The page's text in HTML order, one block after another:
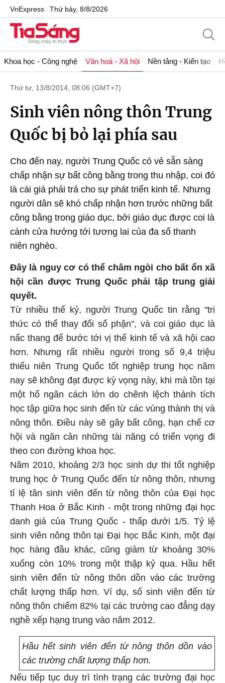
VnExpress Thứ bảy, 8/8/2026
Khoa học - Công nghệ Văn hoá - Xã hội Nền tảng - Kiến tạo
Thứ tư, 13/8/2014, 08:06 (GMT+7)
Sinh viên nông thôn Trung
Quốc bị bỏ lại phía sau
Cho đến nay, người Trung Quốc có vẻ sẵn sàng
chấp nhận sự bất công bằng trong thu nhập, coi đó
là cái giá phải trả cho sự phát triển kinh tế. Nhưng
người dân sẽ khó chấp nhận hơn trước những bất
công bằng trong giáo dục, bởi giáo dục được coi là
cánh cửa hướng tới tương lai của đa số thanh
niên nghèo.
Đây là nguy cơ có thể châm ngòi cho bất ổn xã
hội cần được Trung Quốc phải tập trung giải
quyết.
Từ nhiều thế kỷ, người Trung Quốc tin rằng "tri
thức có thể thay đổi số phận", và coi giáo dục là
nấc thang để bước tới vị thế kinh tế và xã hội cao
hơn. Nhưng rất nhiều người trong số 9,4 triệu
thiếu niên Trung Quốc tốt nghiệp trung học năm
nay sẽ không đạt được kỳ vọng này, khi mà tồn tại
một hố ngăn cách lớn do chênh lệch thành tích
học tập giữa học sinh đến từ các vùng thành thị và
nông thôn. Điều này sẽ gây bất công, hạn chế cơ
hội và ngăn cản những tài năng có triển vọng đi
theo con đường khoa học.
Năm 2010, khoảng 2/3 học sinh dự thi tốt nghiệp
trung học ở Trung Quốc đến từ nông thôn, nhưng
tỉ lệ tân sinh viên đến từ nông thôn của Đại học
Thanh Hoa ở Bắc Kinh - một trong những đại học
danh giá của Trung Quốc - thấp dưới 1/5. Tỷ lệ
sinh viên nông thôn tại Đại học Bắc Kinh, một đại
học hàng đầu khác, cũng giảm từ khoảng 30%
xuống còn 10% trong một thập kỷ qua. Hầu hết
sinh viên đến từ nông thôn dồn vào các trường
chất lượng thấp hơn. Ví dụ, số sinh viên đến từ
nông thôn chiếm 82% tại các trường cao đẳng dạy
nghề xếp hạng trung vào năm 2012.
Hầu hết sinh viên đến từ nông thôn dồn vào
các trường chất lượng thấp hơn.
Nếu tiếp tục duy trì tình trạng các trường đại học